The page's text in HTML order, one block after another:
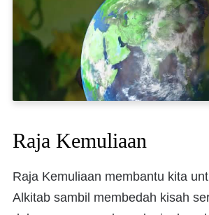
Raja Kemuliaan
Raja Kemuliaan membantu kita
Alkitab sambil membedah kisah